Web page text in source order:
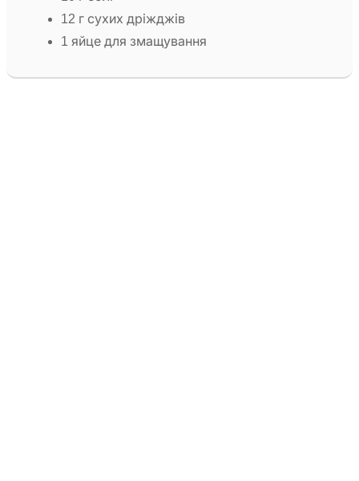
12 г сухих дріжджів
1 яйце для змащування